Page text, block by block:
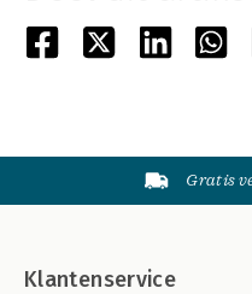
Gratis
Klantenservice